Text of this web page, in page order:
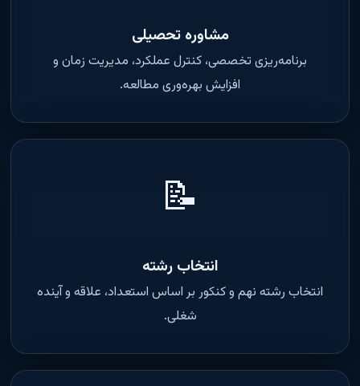
مشاوره تحصیلی
برنامه‌ریزی تخصصی، کنترل عملکرد، مدیریت زمان و
افزایش بهره‌وری مطالعه.
📝
انتخاب رشته
انتخاب رشته نهم و کنکور بر اساس استعداد، علاقه و آینده
شغلی.